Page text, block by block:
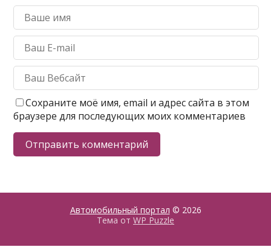
Сохраните моё имя, email и адрес сайта в этом
браузере для последующих моих комментариев
Автомобильный портал © 2026
Тема от WP Puzzle